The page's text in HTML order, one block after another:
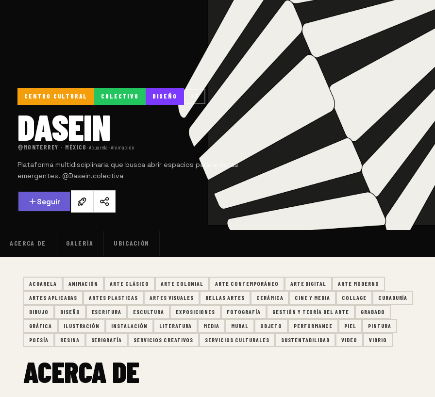
CENTRO CULTURAL COLECTIVO DISEÑO +3
DASEIN
MONTERREY · MÉXICO·Acuarela · Animación
Plataforma multidisciplinaria que busca abrir espacios para artistas
emergentes. @Dasein.colectiva
Seguir
ACERCA DE GALERÍA UBICACIÓN
ACUARELA ANIMACIÓN ARTE CLÁSICO ARTE COLONIAL ARTE CONTEMPORÁNEO ARTE DIGITAL ARTE MODERNO
ARTES APLICADAS ARTES PLASTICAS ARTES VISUALES BELLAS ARTES CERÁMICA CINE Y MEDIA COLLAGE CURADURÍA
DIBUJO DISEÑO ESCRITURA ESCULTURA EXPOSICIONES FOTOGRAFÍA GESTIÓN Y TEORÍA DEL ARTE GRABADO
GRÁFICA ILUSTRACIÓN INSTALACIÓN LITERATURA MEDIA MURAL OBJETO PERFORMANCE PIEL PINTURA
POESÍA RESINA SERIGRAFÍA SERVICIOS CREATIVOS SERVICIOS CULTURALES SUSTENTABILIDAD VIDEO VIDRIO
ACERCA DE